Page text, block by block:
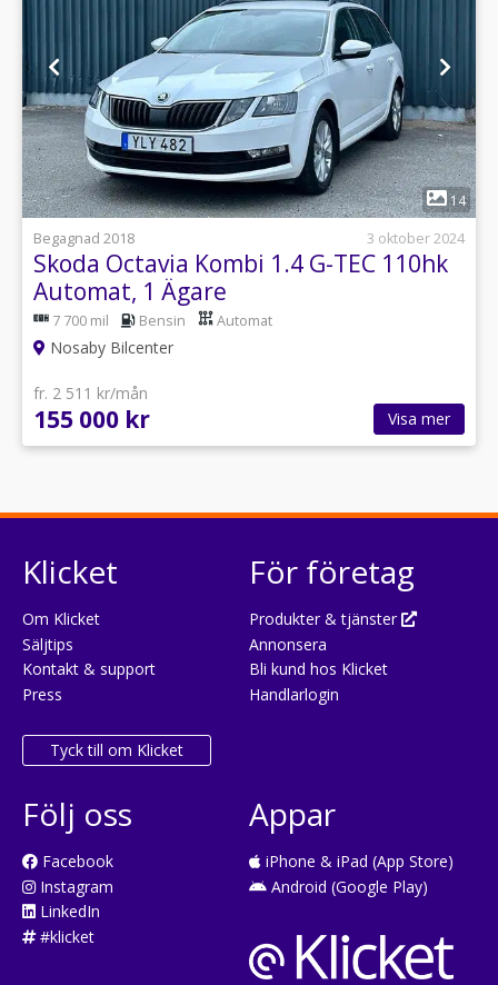
14
Begagnad 2018
3 oktober 2024
Skoda Octavia Kombi 1.4 G-TEC 110hk
Automat, 1 Ägare
7 700 mil Bensin Automat
Nosaby Bilcenter
fr. 2 511 kr/mån
155 000 kr Visa mer
Klicket
Om Klicket
Säljtips
Kontakt & support
Press
Tyck till om Klicket
För företag
Produkter & tjänster
Annonsera
Bli kund hos Klicket
Handlarlogin
Följ oss
Facebook
Instagram
LinkedIn
#klicket
Appar
iPhone & iPad (App Store)
Android (Google Play)